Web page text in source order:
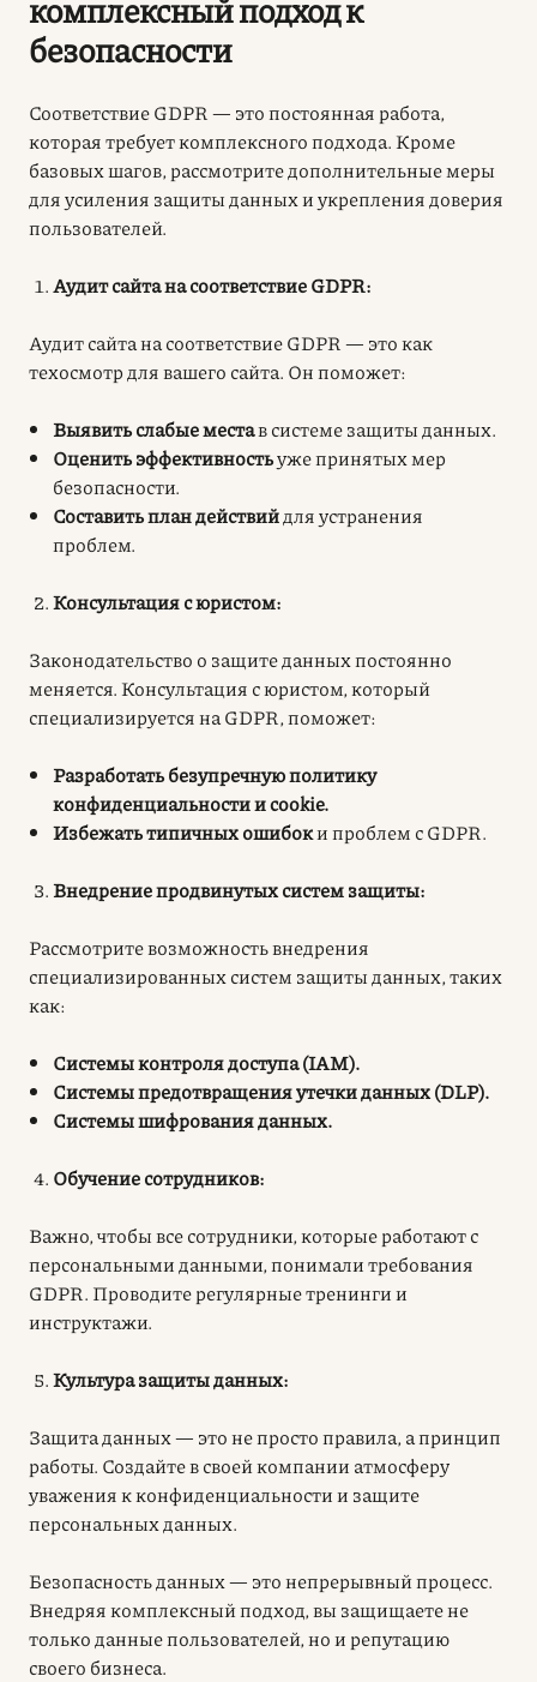
безопасности
Соответствие GDPR — это постоянная работа,
которая требует комплексного подхода. Кроме
базовых шагов, рассмотрите дополнительные меры
для усиления защиты данных и укрепления доверия
пользователей.
Аудит сайта на соответствие GDPR:
Аудит сайта на соответствие GDPR — это как
техосмотр для вашего сайта. Он поможет:
Выявить слабые местав системе защиты данных.
Оценить эффективностьуже принятых мер
безопасности.
Составить план действийдля устранения
проблем.
Консультация с юристом:
Законодательство о защите данных постоянно
меняется. Консультация с юристом, который
специализируется на GDPR, поможет:
Разработать безупречную политику
конфиденциальности и cookie.
Избежать типичных ошибоки проблем с GDPR.
Внедрение продвинутых систем защиты:
Рассмотрите возможность внедрения
специализированных систем защиты данных, таких
как:
Системы контроля доступа (IAM).
Системы предотвращения утечки данных (DLP).
Системы шифрования данных.
Обучение сотрудников:
Важно, чтобы все сотрудники, которые работают с
персональными данными, понимали требования
GDPR. Проводите регулярные тренинги и
инструктажи.
Культура защиты данных:
Защита данных — это не просто правила, а принцип
работы. Создайте в своей компании атмосферу
уважения к конфиденциальности и защите
персональных данных.
Безопасность данных — это непрерывный процесс.
Внедряя комплексный подход, вы защищаете не
только данные пользователей, но и репутацию
своего бизнеса.